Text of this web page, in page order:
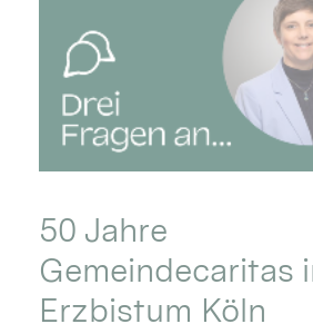
50 Jahre
Gemeindecaritas
Erzbistum Köln